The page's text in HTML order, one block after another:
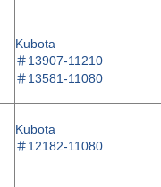
Kubota
＃13907-11210
＃13581-11080
Kubota
＃12182-11080